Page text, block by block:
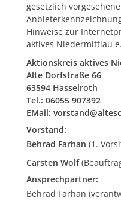
gesetzlich
Hinweise zur
aktives Niedermittlau
Aktionskreis aktives
Alte Dorfstraße 66
63594 Hasselroth
Tel.: 06055 907392
EMail:
Vorstand:
Behrad Farhan (1.
Carsten Wolf
Ansprechpartner:
Behrad Farhan